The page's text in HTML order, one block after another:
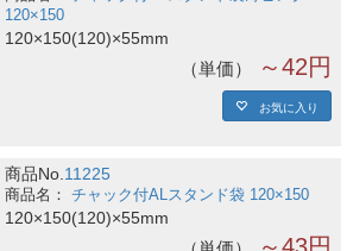
120×150
120×150(120)×55mm
単価 ～42円
お気に入り
商品No.11225
チャック付ALスタンド袋 120×150
120×150(120)×55mm